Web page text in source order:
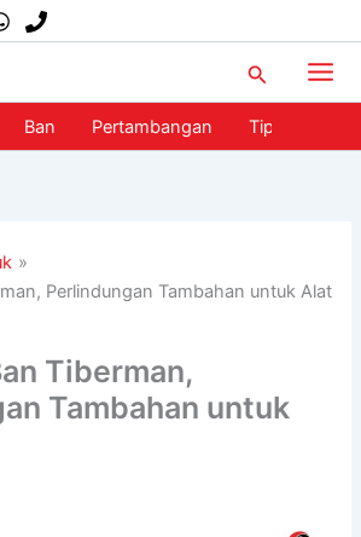
Search
Ban Pertambangan Tips
Perlindungan Tambahan untuk Alat
Tiberman,
Tambahan untuk